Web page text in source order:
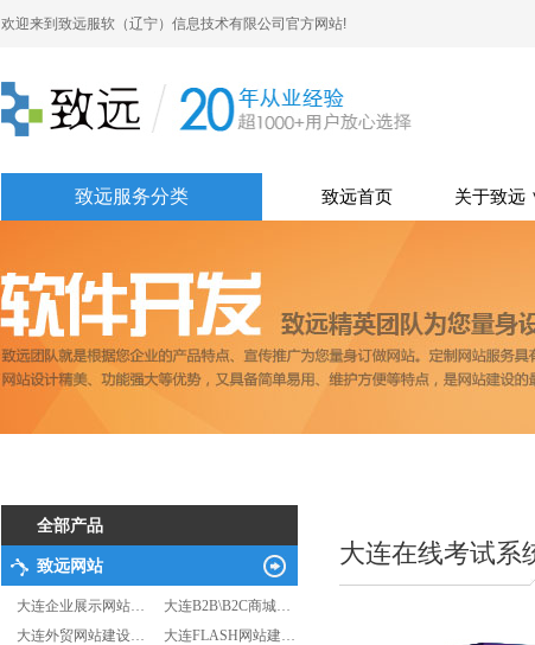
欢迎来到致远服软（辽宁）信息技术有限公司官方网站!
致远服务分类 致远首页 关于致远
全部产品
致远网站
大连企业展示网站…
大连B2B\B2C商城…
大连外贸网站建设…
大连FLASH网站建…
大连在线考试系